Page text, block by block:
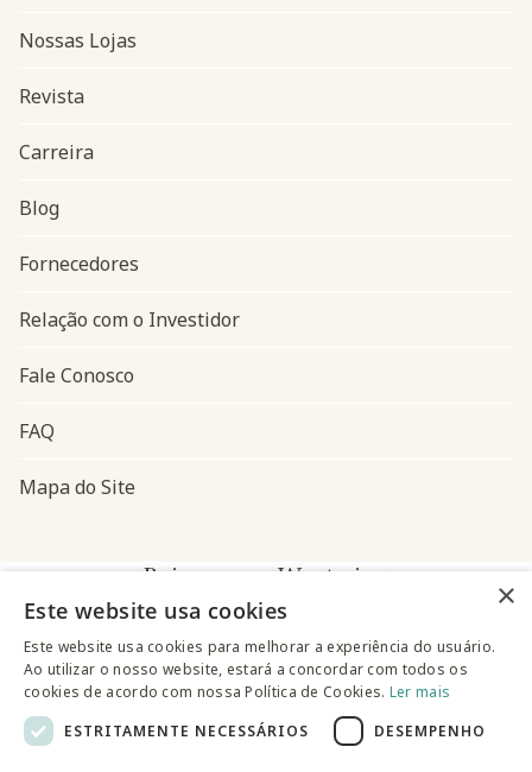
Navegação do rodapé
Nossas Lojas
Revista
Carreira
Blog
Fornecedores
Relação com o Investidor
Fale Conosco
FAQ
Mapa do Site
Baixe o app Westwing
×
Este website usa cookies
Este website usa cookies para melhorar a experiência do usuário.
Ao utilizar o nosso website, estará a concordar com todos os
cookies de acordo com nossa Política de Cookies. Ler mais
ESTRITAMENTE NECESSÁRIOS
DESEMPENHO